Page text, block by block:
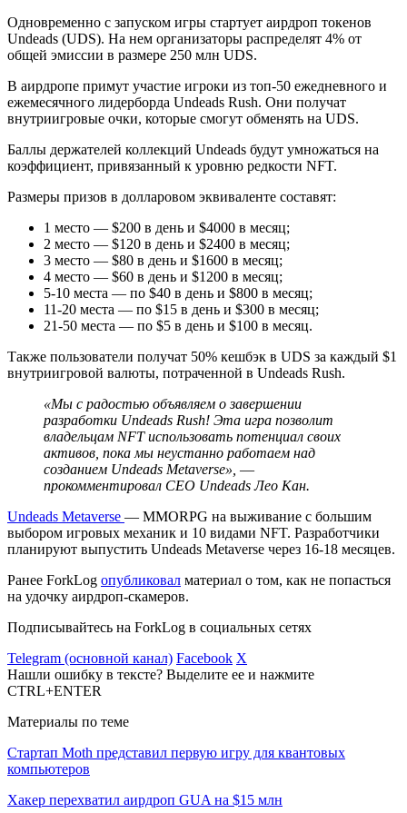
Одновременно с запуском игры стартует аирдроп токенов
Undeads (UDS). На нем организаторы распределят 4% от
общей эмиссии в размере 250 млн UDS.
В аирдропе примут участие игроки из топ-50 ежедневного и
ежемесячного лидерборда Undeads Rush. Они получат
внутриигровые очки, которые смогут обменять на UDS.
Баллы держателей коллекций Undeads будут умножаться на
коэффициент, привязанный к уровню редкости NFT.
Размеры призов в долларовом эквиваленте составят:
1 место ― $200 в день и $4000 в месяц;
2 место ― $120 в день и $2400 в месяц;
3 место ― $80 в день и $1600 в месяц;
4 место ― $60 в день и $1200 в месяц;
5-10 места ― по $40 в день и $800 в месяц;
11-20 места ― по $15 в день и $300 в месяц;
21-50 места ― по $5 в день и $100 в месяц.
Также пользователи получат 50% кешбэк в UDS за каждый $1
внутриигровой валюты, потраченной в Undeads Rush.
«Мы с радостью объявляем о завершении
разработки Undeads Rush! Эта игра позволит
владельцам NFT использовать потенциал своих
активов, пока мы неустанно работаем над
созданием Undeads Metaverse», ―
прокомментировал CEO Undeads Лео Кан.
Undeads Metaverse ― MMORPG на выживание с большим
выбором игровых механик и 10 видами NFT. Разработчики
планируют выпустить Undeads Metaverse через 16-18 месяцев.
Ранее ForkLog опубликовал материал о том, как не попасться
на удочку аирдроп-скамеров.
Подписывайтесь на ForkLog в социальных сетях
Telegram (основной канал) Facebook X
Нашли ошибку в тексте? Выделите ее и нажмите
CTRL+ENTER
Материалы по теме
Стартап Moth представил первую игру для квантовых
компьютеров
Хакер перехватил аирдроп GUA на $15 млн